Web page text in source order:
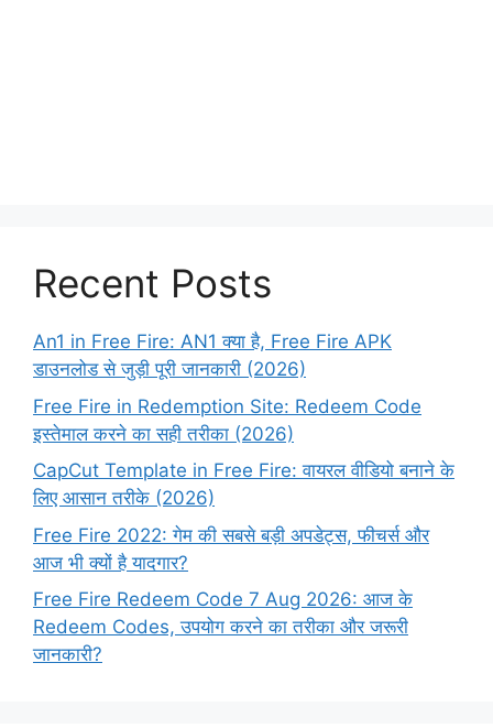
Recent Posts
An1 in Free Fire: AN1 क्या है, Free Fire APK
डाउनलोड से जुड़ी पूरी जानकारी (2026)
Free Fire in Redemption Site: Redeem Code
इस्तेमाल करने का सही तरीका (2026)
CapCut Template in Free Fire: वायरल वीडियो बनाने के
लिए आसान तरीके (2026)
Free Fire 2022: गेम की सबसे बड़ी अपडेट्स, फीचर्स और
आज भी क्यों है यादगार?
Free Fire Redeem Code 7 Aug 2026: आज के
Redeem Codes, उपयोग करने का तरीका और जरूरी
जानकारी?